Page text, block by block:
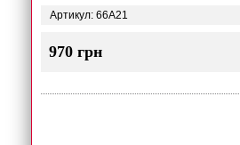
Артикул: 66A21
970 грн